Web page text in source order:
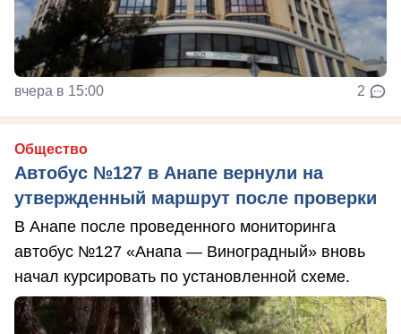
вчера в 15:00 2
Общество
Автобус №127 в Анапе вернули на
утвержденный маршрут после проверки
В Анапе после проведенного мониторинга
автобус №127 «Анапа — Виноградный» вновь
начал курсировать по установленной схеме.